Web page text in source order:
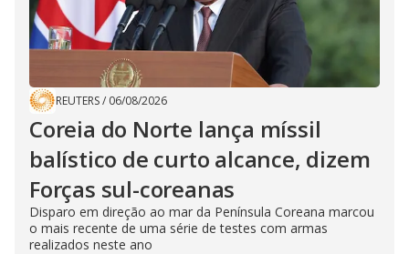
REUTERS/ 06/08/2026
Coreia do Norte lança míssil
balístico de curto alcance, dizem
Forças sul-coreanas
Disparo em direção ao mar da Península Coreana marcou
o mais recente de uma série de testes com armas
realizados neste ano